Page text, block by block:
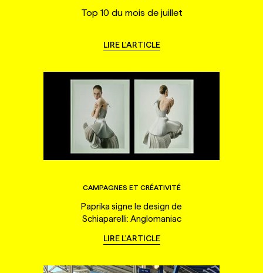
Top 10 du mois de juillet
LIRE L'ARTICLE
CAMPAGNES ET CRÉATIVITÉ
Paprika signe le design de
Schiaparelli: Anglomaniac
LIRE L'ARTICLE